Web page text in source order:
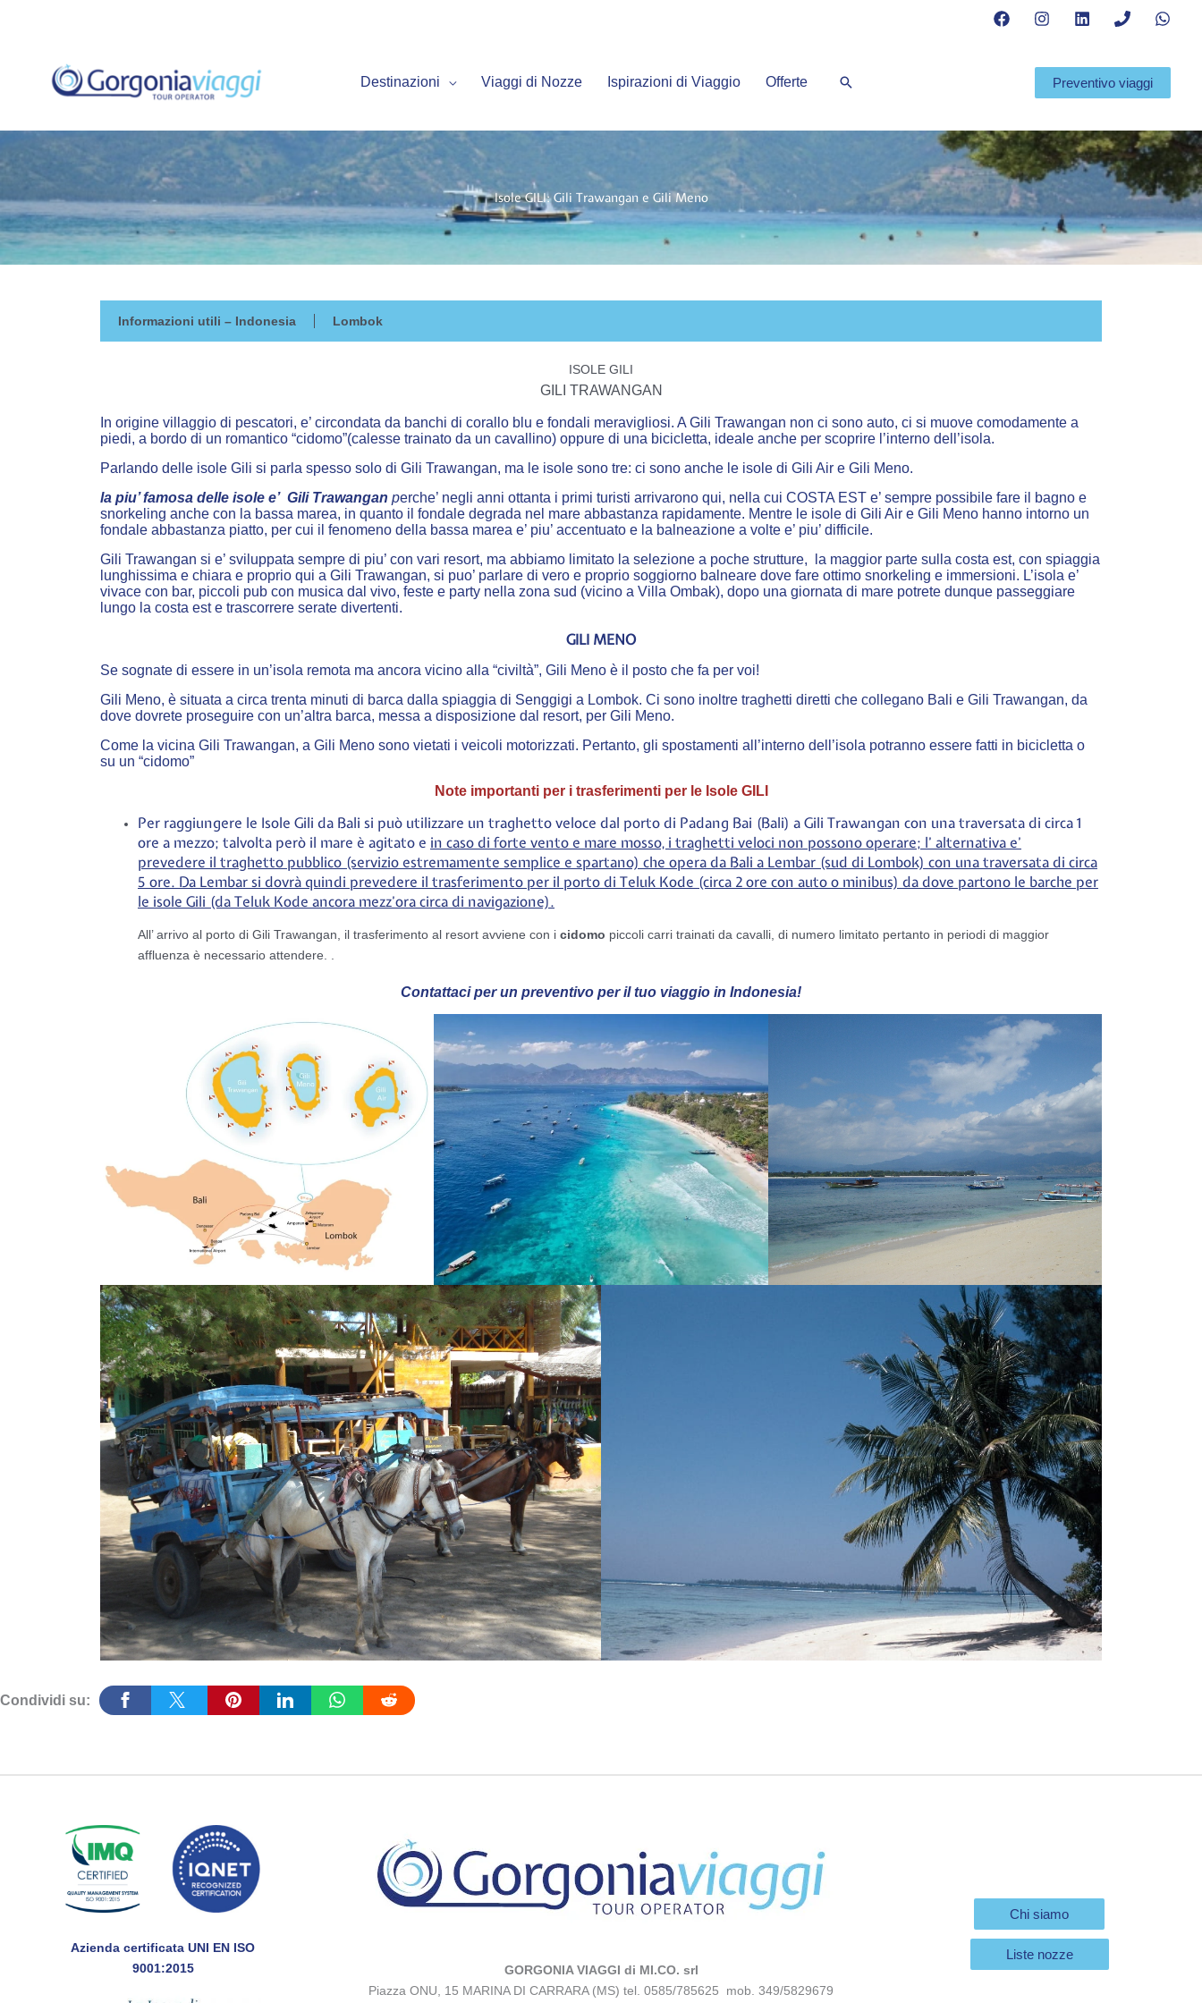
Destinazioni Viaggi di Nozze Ispirazioni di Viaggio Offerte Cerca Preventivo viaggi
Isole GILI: Gili Trawangan e Gili Meno
Informazioni utili – Indonesia Lombok
ISOLE GILI
GILI TRAWANGAN
In origine villaggio di pescatori, e’ circondata da banchi di corallo blu e fondali meravigliosi. A Gili Trawangan non ci sono auto, ci si muove comodamente a
piedi, a bordo di un romantico “cidomo”(calesse trainato da un cavallino) oppure di una bicicletta, ideale anche per scoprire l’interno dell’isola.
Parlando delle isole Gili si parla spesso solo di Gili Trawangan, ma le isole sono tre: ci sono anche le isole di Gili Air e Gili Meno.
la piu’ famosa delle isole e’ Gili Trawangan perche’ negli anni ottanta i primi turisti arrivarono qui, nella cui COSTA EST e’ sempre possibile fare il bagno e
snorkeling anche con la bassa marea, in quanto il fondale degrada nel mare abbastanza rapidamente. Mentre le isole di Gili Air e Gili Meno hanno intorno un
fondale abbastanza piatto, per cui il fenomeno della bassa marea e’ piu’ accentuato e la balneazione a volte e’ piu’ difficile.
Gili Trawangan si e’ sviluppata sempre di piu’ con vari resort, ma abbiamo limitato la selezione a poche strutture, la maggior parte sulla costa est, con spiaggia
lunghissima e chiara e proprio qui a Gili Trawangan, si puo’ parlare di vero e proprio soggiorno balneare dove fare ottimo snorkeling e immersioni. L’isola e’
vivace con bar, piccoli pub con musica dal vivo, feste e party nella zona sud (vicino a Villa Ombak), dopo una giornata di mare potrete dunque passeggiare
lungo la costa est e trascorrere serate divertenti.
GILI MENO
Se sognate di essere in un’isola remota ma ancora vicino alla “civiltà”, Gili Meno è il posto che fa per voi!
Gili Meno, è situata a circa trenta minuti di barca dalla spiaggia di Senggigi a Lombok. Ci sono inoltre traghetti diretti che collegano Bali e Gili Trawangan, da
dove dovrete proseguire con un’altra barca, messa a disposizione dal resort, per Gili Meno.
Come la vicina Gili Trawangan, a Gili Meno sono vietati i veicoli motorizzati. Pertanto, gli spostamenti all’interno dell’isola potranno essere fatti in bicicletta o
su un “cidomo”
Note importanti per i trasferimenti per le Isole GILI
Per raggiungere le Isole Gili da Bali si può utilizzare un traghetto veloce dal porto di Padang Bai (Bali) a Gili Trawangan con una traversata di circa 1
ore a mezzo; talvolta però il mare è agitato e in caso di forte vento e mare mosso, i traghetti veloci non possono operare; l’ alternativa e’
prevedere il traghetto pubblico (servizio estremamente semplice e spartano) che opera da Bali a Lembar (sud di Lombok) con una traversata di circa
5 ore. Da Lembar si dovrà quindi prevedere il trasferimento per il porto di Teluk Kode (circa 2 ore con auto o minibus) da dove partono le barche per
le isole Gili (da Teluk Kode ancora mezz’ora circa di navigazione).
All’ arrivo al porto di Gili Trawangan, il trasferimento al resort avviene con i cidomo piccoli carri trainati da cavalli, di numero limitato pertanto in periodi di maggior
affluenza è necessario attendere. .
Contattaci per un preventivo per il tuo viaggio in Indonesia!
Condividi su:
Azienda certificata UNI EN ISO
9001:2015
GORGONIA VIAGGI di MI.CO. srl
Piazza ONU, 15 MARINA DI CARRARA (MS) tel. 0585/785625 mob. 349/5829679
Chi siamo
Liste nozze